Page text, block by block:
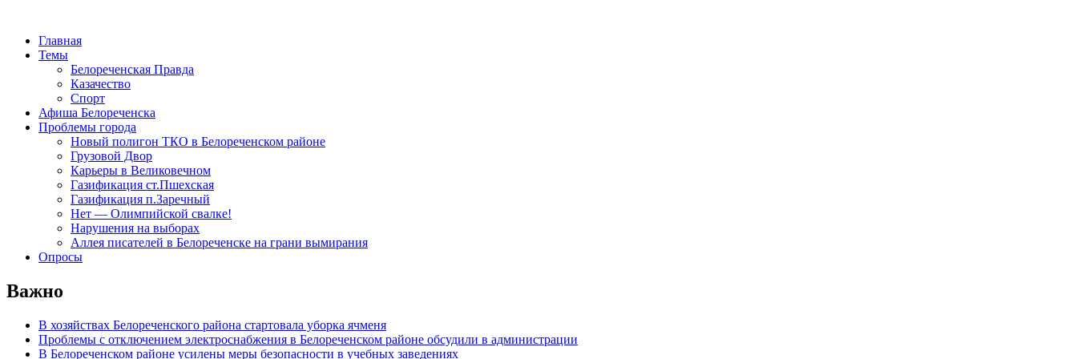
Главная
Темы
Белореченская Правда
Казачество
Спорт
Афиша Белореченска
Проблемы города
Новый полигон ТКО в Белореченском районе
Грузовой Двор
Карьеры в Великовечном
Газификация ст.Пшехская
Газификация п.Заречный
Нет — Олимпийской свалке!
Нарушения на выборах
Аллея писателей в Белореченске на грани вымирания
Опросы
Важно
В хозяйствах Белореченского района стартовала уборка ячменя
Проблемы с отключением электроснабжения в Белореченском районе обсудили в администрации
В Белореченском районе усилены меры безопасности в учебных заведениях